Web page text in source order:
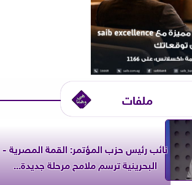
ملفات
نائب رئيس حزب المؤتمر: القمة المصرية -
البحرينية ترسم ملامح مرحلة جديدة...